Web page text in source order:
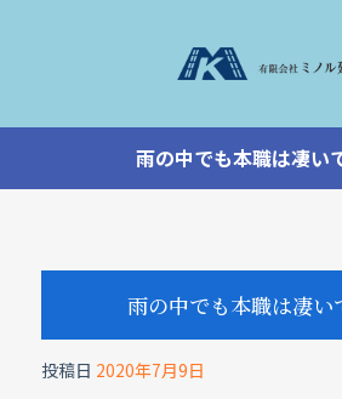
雨の中でも本職は凄い
雨の中でも本職は凄い
投稿日 2020年7月9日